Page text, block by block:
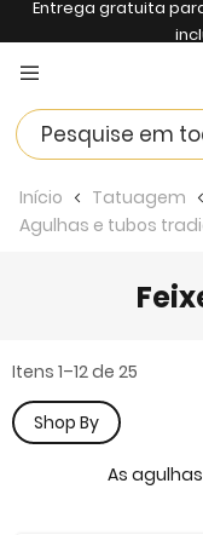
Entrega gratuita
Início Tatuagem
Agulhas e tubos
As
Itens 1–12de 25
Shop By